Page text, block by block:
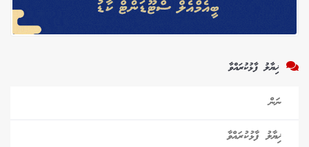
ޚިޔާލު ފާޅުކުރައްވާ